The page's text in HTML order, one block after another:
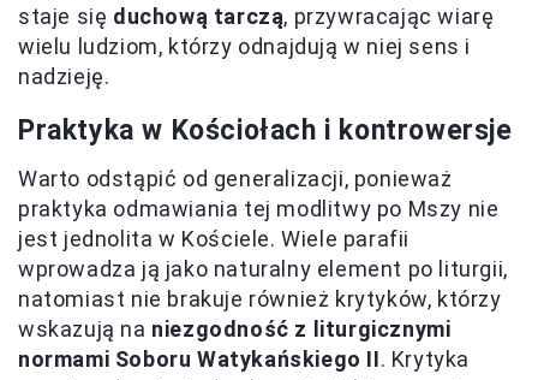
staje się duchową tarczą, przywracając wiarę
wielu ludziom, którzy odnajdują w niej sens i
nadzieję.
Praktyka w Kościołach i kontrowersje
Warto odstąpić od generalizacji, ponieważ
praktyka odmawiania tej modlitwy po Mszy nie
jest jednolita w Kościele. Wiele parafii
wprowadza ją jako naturalny element po liturgii,
natomiast nie brakuje również krytyków, którzy
wskazują na niezgodność z liturgicznymi
normami Soboru Watykańskiego II. Krytyka